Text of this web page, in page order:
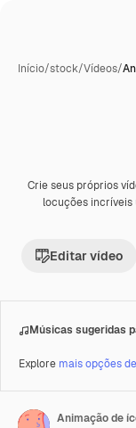
Início/stock/Vídeos/
PremiumGerada
Crie seus próprios
locuções incríveis
Editar vídeo
Músicas sugeridas
Explore mais opções
Animação de